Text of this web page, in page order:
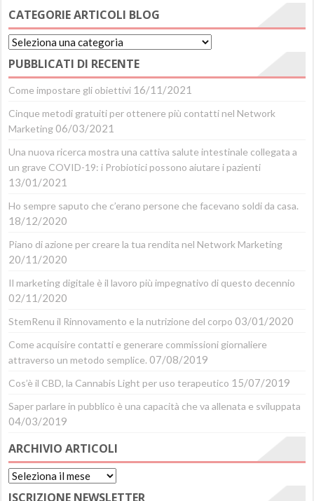
CATEGORIE ARTICOLI BLOG
Categorie
Articoli
Blog
PUBBLICATI DI RECENTE
Come impostare gli obiettivi 16/11/2021
Cinque metodi gratuiti per ottenere più contatti nel Network
Marketing 06/03/2021
Una nuova ricerca mostra una cattiva salute intestinale collegata a
un grave COVID-19: i Probiotici possono aiutare i pazienti
13/01/2021
Ho sempre saputo che c’erano persone che facevano soldi da casa.
18/12/2020
Piano di azione per creare la tua rendita nel Network Marketing
20/11/2020
Il marketing digitale è il lavoro più impegnativo di questo decennio
02/11/2020
StemRenu il Rinnovamento e la nutrizione del corpo 03/01/2020
Come acquisire contatti e generare commissioni giornaliere
attraverso un metodo semplice. 07/08/2019
Cos’è il CBD, la Cannabis Light per uso terapeutico 15/07/2019
Saper parlare in pubblico è una capacità che va allenata e sviluppata
04/03/2019
ARCHIVIO ARTICOLI
Archivio
Articoli
ISCRIZIONE NEWSLETTER